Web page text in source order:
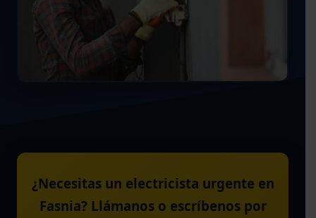
¿Necesitas un electricista urgente en
Fasnia? Llámanos o escríbenos por